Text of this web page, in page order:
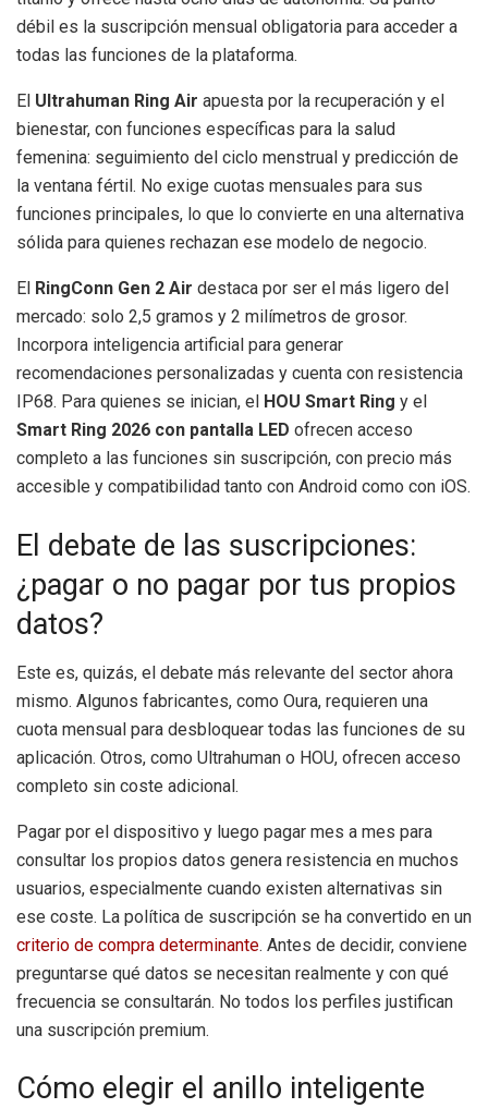
débil es la suscripción mensual obligatoria para acceder a
todas las funciones de la plataforma.
El Ultrahuman Ring Air apuesta por la recuperación y el
bienestar, con funciones específicas para la salud
femenina: seguimiento del ciclo menstrual y predicción de
la ventana fértil. No exige cuotas mensuales para sus
funciones principales, lo que lo convierte en una alternativa
sólida para quienes rechazan ese modelo de negocio.
El RingConn Gen 2 Air destaca por ser el más ligero del
mercado: solo 2,5 gramos y 2 milímetros de grosor.
Incorpora inteligencia artificial para generar
recomendaciones personalizadas y cuenta con resistencia
IP68. Para quienes se inician, el
HOU Smart Ring y el
Smart Ring 2026 con pantalla LED ofrecen acceso
completo a las funciones sin suscripción, con precio más
accesible y compatibilidad tanto con Android como con iOS.
El debate de las suscripciones:
¿pagar o no pagar por tus propios
datos?
Este es, quizás, el debate más relevante del sector ahora
mismo. Algunos fabricantes, como Oura, requieren una
cuota mensual para desbloquear todas las funciones de su
aplicación. Otros, como Ultrahuman o HOU, ofrecen acceso
completo sin coste adicional.
Pagar por el dispositivo y luego pagar mes a mes para
consultar los propios datos genera resistencia en muchos
usuarios, especialmente cuando existen alternativas sin
ese coste. La política de suscripción se ha convertido en un
criterio de compra determinante. Antes de decidir, conviene
preguntarse qué datos se necesitan realmente y con qué
frecuencia se consultarán. No todos los perfiles justifican
una suscripción premium.
Cómo elegir el anillo inteligente